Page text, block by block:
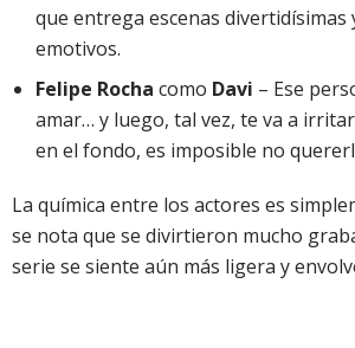
que entrega escenas divertidísimas
emotivos.
Felipe Rocha como Davi – Ese
amar… y luego, tal vez, te va a
en el fondo, es imposible no
La química entre los actores es
se nota que se divirtieron mucho
serie se siente aún más ligera y